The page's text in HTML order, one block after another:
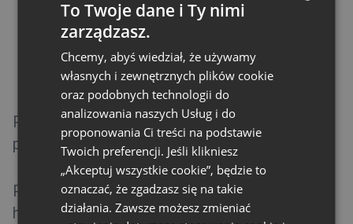
Pole z napisami można przesuwać za
pomocą drag&drop.
Prowadzący może włączyć/wyłączyć podgląd
historii transkrypcji dla siebie oraz
FRENCH
RUSSIAN
SPANISH
ITALIAN
To Twoje dane i Ty nimi
zarządzasz.
Chcemy, abyś wiedział, że używamy
własnych i zewnętrznych plików cookie
oraz podobnych technologii do
analizowania naszych Usług i do
proponowania Ci treści na podstawie
Twoich preferencji. Jeśli klikniesz
„Akceptuj wszystkie cookie”, będzie to
oznaczać, że zgadzasz się na takie
działania. Zawsze możesz zmieniać